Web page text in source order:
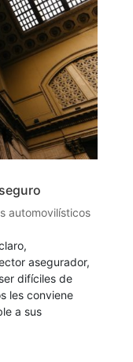
automovilísticos
asegurador,
difíciles de
les conviene
a sus